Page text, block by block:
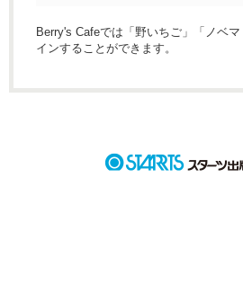
Berry's Cafeでは「野いちご」「ノベ
インすることができます。